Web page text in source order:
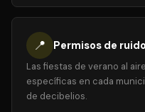
📍 Permisos de ruido
Las fiestas de verano al
específicas en cada
de decibelios.